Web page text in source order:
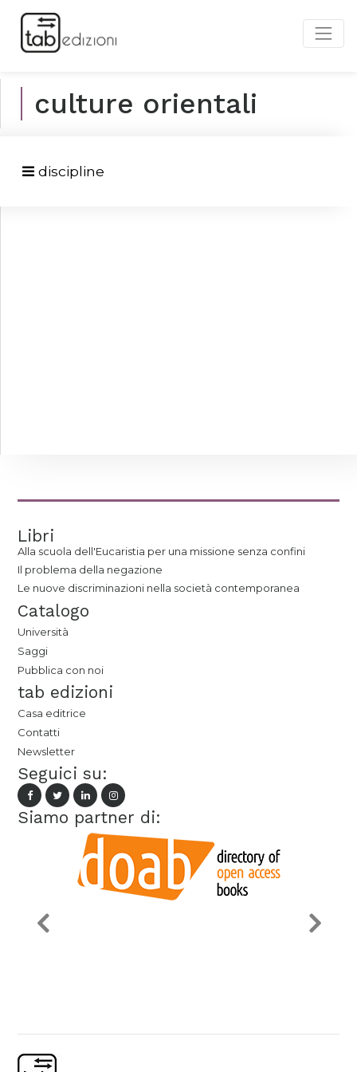
culture orientali
discipline
Libri
Alla scuola dell'Eucaristia per una missione senza confini
Il problema della negazione
Le nuove discriminazioni nella società contemporanea
Catalogo
Università
Saggi
Pubblica con noi
tab edizioni
Casa editrice
Contatti
Newsletter
Seguici su:
Siamo partner di: